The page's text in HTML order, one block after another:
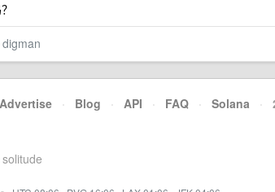
Advertise · Blog · API · FAQ · Solana ·